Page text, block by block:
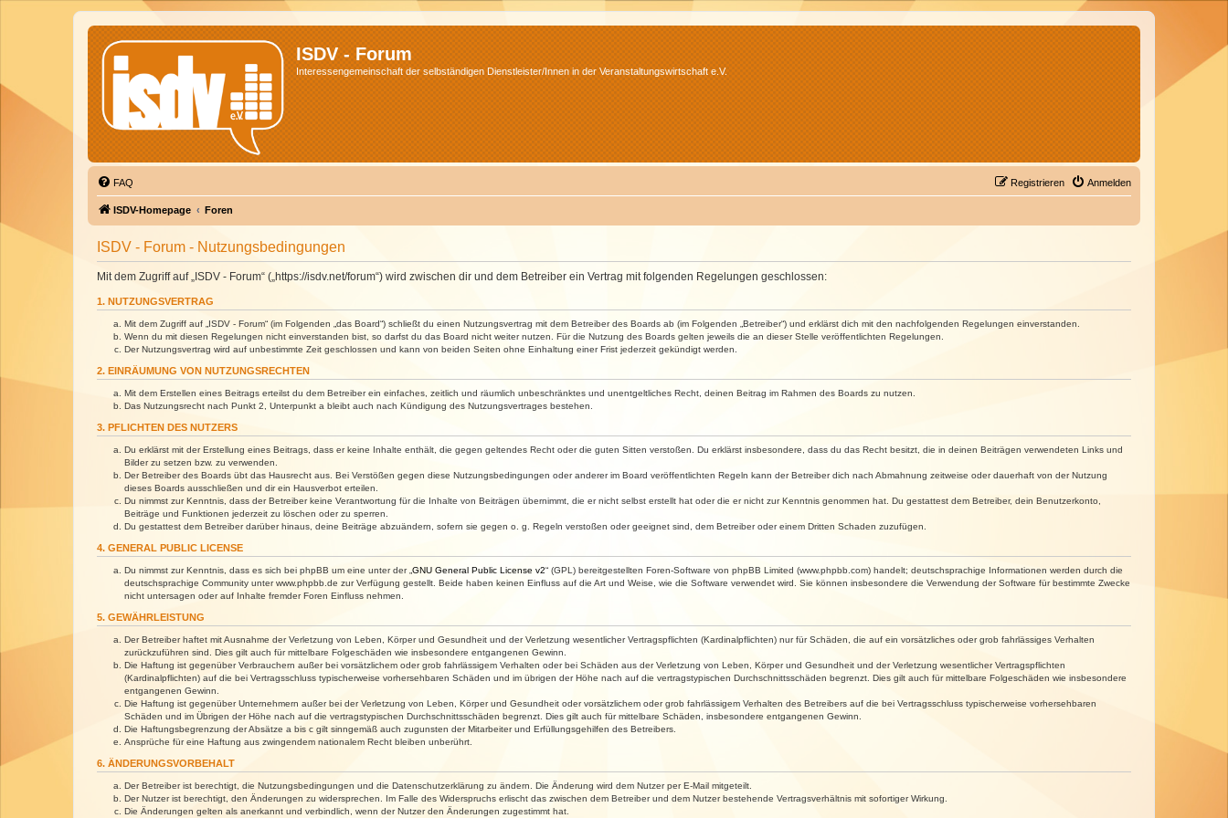
ISDV - Forum
Interessengemeinschaft der selbständigen Dienstleister/Innen in der Veranstaltungswirtschaft e.V.
FAQ Anmelden
Registrieren
ISDV-Homepage Foren
ISDV - Forum - Nutzungsbedingungen
Mit dem Zugriff auf „ISDV - Forum“ („https://isdv.net/forum“) wird zwischen dir und dem Betreiber ein Vertrag mit folgenden Regelungen geschlossen:
1. NUTZUNGSVERTRAG
Mit dem Zugriff auf „ISDV - Forum“ (im Folgenden „das Board“) schließt du einen Nutzungsvertrag mit dem Betreiber des Boards ab (im Folgenden „Betreiber“) und erklärst dich mit den nachfolgenden Regelungen einverstanden.
Wenn du mit diesen Regelungen nicht einverstanden bist, so darfst du das Board nicht weiter nutzen. Für die Nutzung des Boards gelten jeweils die an dieser Stelle veröffentlichten Regelungen.
Der Nutzungsvertrag wird auf unbestimmte Zeit geschlossen und kann von beiden Seiten ohne Einhaltung einer Frist jederzeit gekündigt werden.
2. EINRÄUMUNG VON NUTZUNGSRECHTEN
Mit dem Erstellen eines Beitrags erteilst du dem Betreiber ein einfaches, zeitlich und räumlich unbeschränktes und unentgeltliches Recht, deinen Beitrag im Rahmen des Boards zu nutzen.
Das Nutzungsrecht nach Punkt 2, Unterpunkt a bleibt auch nach Kündigung des Nutzungsvertrages bestehen.
3. PFLICHTEN DES NUTZERS
Du erklärst mit der Erstellung eines Beitrags, dass er keine Inhalte enthält, die gegen geltendes Recht oder die guten Sitten verstoßen. Du erklärst insbesondere, dass du das Recht besitzt, die in deinen Beiträgen verwendeten Links und
Bilder zu setzen bzw. zu verwenden.
Der Betreiber des Boards übt das Hausrecht aus. Bei Verstößen gegen diese Nutzungsbedingungen oder anderer im Board veröffentlichten Regeln kann der Betreiber dich nach Abmahnung zeitweise oder dauerhaft von der Nutzung
dieses Boards ausschließen und dir ein Hausverbot erteilen.
Du nimmst zur Kenntnis, dass der Betreiber keine Verantwortung für die Inhalte von Beiträgen übernimmt, die er nicht selbst erstellt hat oder die er nicht zur Kenntnis genommen hat. Du gestattest dem Betreiber, dein Benutzerkonto,
Beiträge und Funktionen jederzeit zu löschen oder zu sperren.
Du gestattest dem Betreiber darüber hinaus, deine Beiträge abzuändern, sofern sie gegen o. g. Regeln verstoßen oder geeignet sind, dem Betreiber oder einem Dritten Schaden zuzufügen.
4. GENERAL PUBLIC LICENSE
Du nimmst zur Kenntnis, dass es sich bei phpBB um eine unter der „ GNU General Public License v2“ (GPL) bereitgestellten Foren-Software von phpBB Limited (www.phpbb.com) handelt; deutschsprachige Informationen werden durch die
deutschsprachige Community unter www.phpbb.de zur Verfügung gestellt. Beide haben keinen Einfluss auf die Art und Weise, wie die Software verwendet wird. Sie können insbesondere die Verwendung der Software für bestimmte Zwecke
nicht untersagen oder auf Inhalte fremder Foren Einfluss nehmen.
5. GEWÄHRLEISTUNG
Der Betreiber haftet mit Ausnahme der Verletzung von Leben, Körper und Gesundheit und der Verletzung wesentlicher Vertragspflichten (Kardinalpflichten) nur für Schäden, die auf ein vorsätzliches oder grob fahrlässiges Verhalten
zurückzuführen sind. Dies gilt auch für mittelbare Folgeschäden wie insbesondere entgangenen Gewinn.
Die Haftung ist gegenüber Verbrauchern außer bei vorsätzlichem oder grob fahrlässigem Verhalten oder bei Schäden aus der Verletzung von Leben, Körper und Gesundheit und der Verletzung wesentlicher Vertragspflichten
(Kardinalpflichten) auf die bei Vertragsschluss typischerweise vorhersehbaren Schäden und im übrigen der Höhe nach auf die vertragstypischen Durchschnittsschäden begrenzt. Dies gilt auch für mittelbare Folgeschäden wie insbesondere
entgangenen Gewinn.
Die Haftung ist gegenüber Unternehmern außer bei der Verletzung von Leben, Körper und Gesundheit oder vorsätzlichem oder grob fahrlässigem Verhalten des Betreibers auf die bei Vertragsschluss typischerweise vorhersehbaren
Schäden und im Übrigen der Höhe nach auf die vertragstypischen Durchschnittsschäden begrenzt. Dies gilt auch für mittelbare Schäden, insbesondere entgangenen Gewinn.
Die Haftungsbegrenzung der Absätze a bis c gilt sinngemäß auch zugunsten der Mitarbeiter und Erfüllungsgehilfen des Betreibers.
Ansprüche für eine Haftung aus zwingendem nationalem Recht bleiben unberührt.
6. ÄNDERUNGSVORBEHALT
Der Betreiber ist berechtigt, die Nutzungsbedingungen und die Datenschutzerklärung zu ändern. Die Änderung wird dem Nutzer per E-Mail mitgeteilt.
Der Nutzer ist berechtigt, den Änderungen zu widersprechen. Im Falle des Widerspruchs erlischt das zwischen dem Betreiber und dem Nutzer bestehende Vertragsverhältnis mit sofortiger Wirkung.
Die Änderungen gelten als anerkannt und verbindlich, wenn der Nutzer den Änderungen zugestimmt hat.